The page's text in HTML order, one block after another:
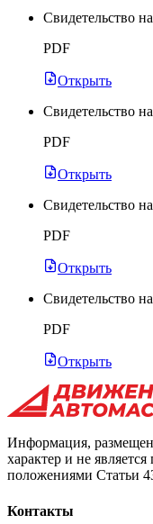
Свидетельство
PDF
Открыть
Свидетельство
PDF
Открыть
Свидетельство
PDF
Открыть
Свидетельство
PDF
Открыть
Информация,
характер и не
положениями Статьи
Контакты